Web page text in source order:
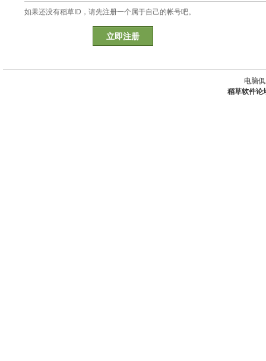
如果还没有稻草ID，请先注册一个属于自己的帐号吧。
立即注册
电脑
稻草软件论